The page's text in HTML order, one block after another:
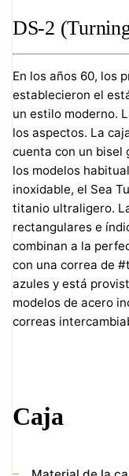
DS-2
En los años 60, los
establecieron el
un estilo moderno.
los aspectos. La
cuenta con un bisel
los modelos
inoxidable, el Sea
titanio ultraligero.
rectangulares e
combinan a la
con una correa de
azules y está
modelos de acero
correas
Caja